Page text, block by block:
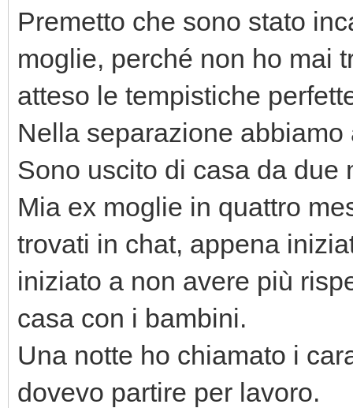
Premetto che sono stato
moglie, perché non ho mai
atteso le tempistiche
Nella separazione
Sono uscito di casa da due
Mia ex moglie in quattro
trovati in chat, appena
iniziato a non avere più
casa con i bambini.
Una notte ho chiamato i
dovevo partire per lavoro.